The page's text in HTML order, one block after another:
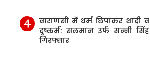
वाराणसी में धर्म छिपाकर शादी व
दुष्कर्म: सलमान उर्फ सन्नी सिंह
गिरफ्तार